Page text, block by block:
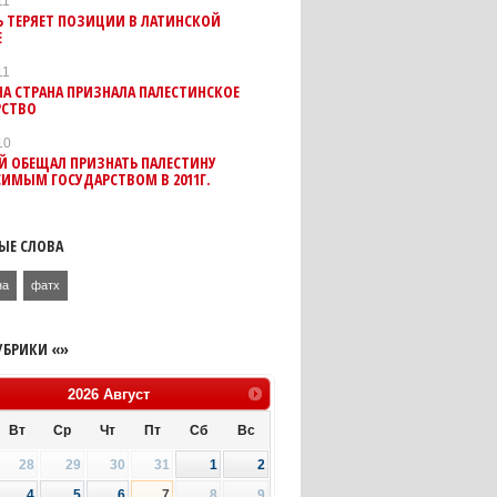
ТЕРЯЕТ ПОЗИЦИИ В ЛАТИНСКОЙ
СТРАНА ПРИЗНАЛА ПАЛЕСТИНСКОЕ
ОБЕЩАЛ ПРИЗНАТЬ ПАЛЕСТИНУ
ГОСУДАРСТВОМ В 2011Г.
СЛОВА
фатх
«»
2026 Август
Вт Ср Чт Пт Сб Вс
28 29 30 31 1
2